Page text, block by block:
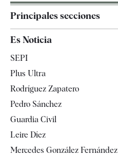
Principales secciones
España
Televisión
Es Noticia
SEPI
Plus Ultra
Rodríguez Zapatero
Pedro Sánchez
Guardia Civil
Leire Díez
Mercedes González Fernández